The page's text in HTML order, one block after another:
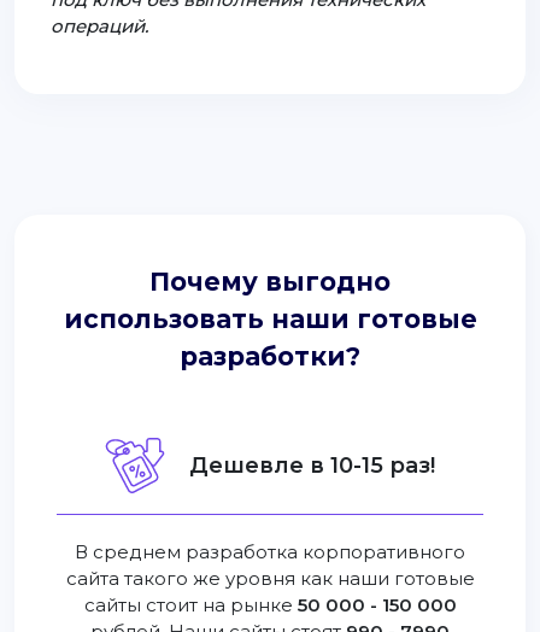
операций.
Почему выгодно
использовать наши готовые
разработки?
Дешевле в 10-15 раз!
В среднем разработка корпоративного
сайта такого же уровня как наши готовые
сайты стоит на рынке 50 000 - 150 000